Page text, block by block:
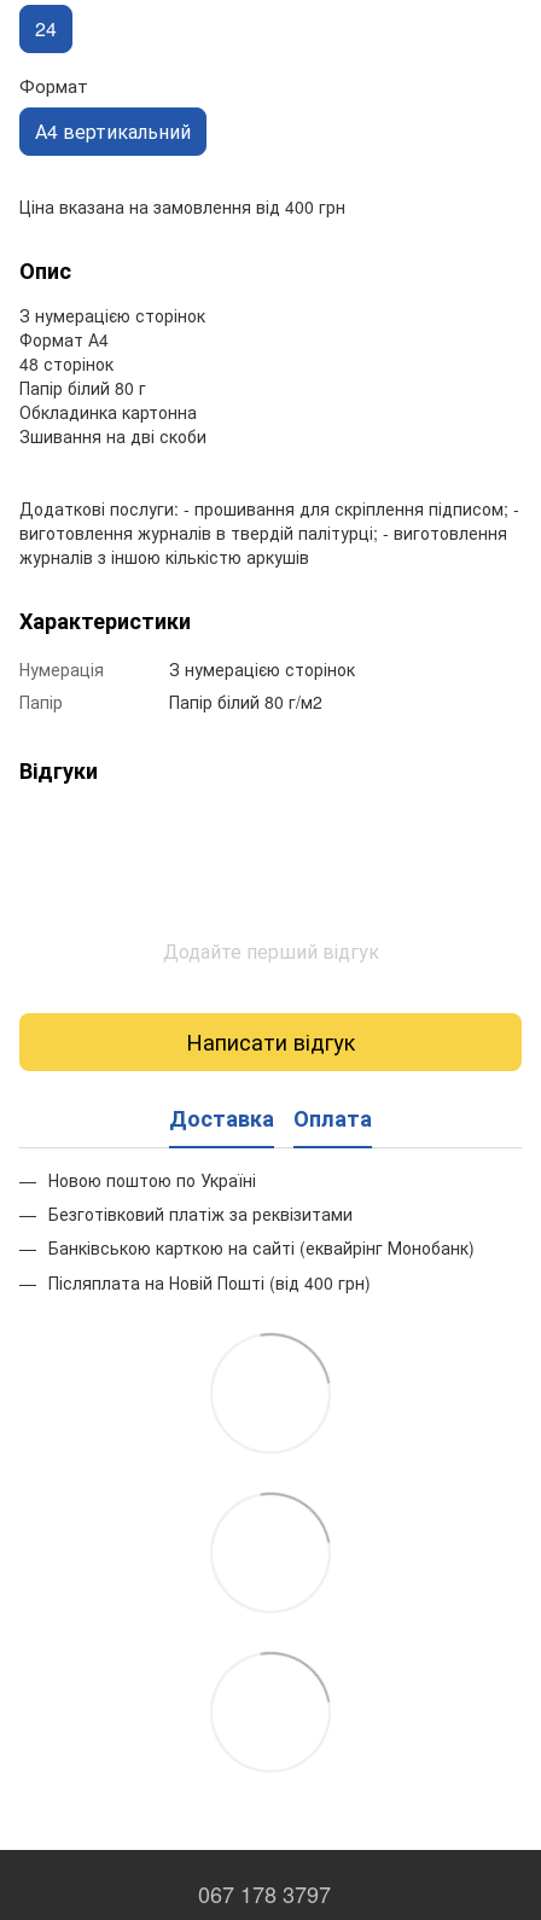
24
Формат
А4 вертикальний
Ціна вказана на замовлення від 400 грн
Опис
З нумерацією сторінок
Формат А4
48 сторінок
Папір білий 80 г
Обкладинка картонна
Зшивання на дві скоби
Додаткові послуги: - прошивання для скріплення підписом; -
виготовлення журналів в твердій палітурці; - виготовлення
журналів з іншою кількістю аркушів
Характеристики
Нумерація
З нумерацією сторінок
Папір
Папір білий 80 г/м2
Відгуки
Додайте перший відгук
Написати відгук
Доставка Оплата
Новою поштою по Україні
Безготівковий платіж за реквізитами
Банківською карткою на сайті (еквайрінг Монобанк)
Післяплата на Новій Пошті (від 400 грн)
067 178 3797